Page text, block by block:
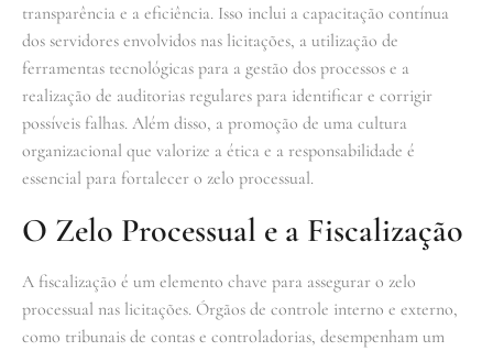
transparência e a eficiência. Isso inclui a capacitação contínua
dos servidores envolvidos nas licitações, a utilização de
ferramentas tecnológicas para a gestão dos processos e a
realização de auditorias regulares para identificar e corrigir
possíveis falhas. Além disso, a promoção de uma cultura
organizacional que valorize a ética e a responsabilidade é
essencial para fortalecer o zelo processual.
O Zelo Processual e a Fiscalização
A fiscalização é um elemento chave para assegurar o zelo
processual nas licitações. Órgãos de controle interno e externo,
como tribunais de contas e controladorias, desempenham um